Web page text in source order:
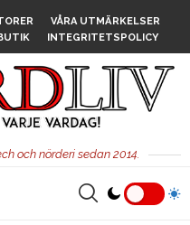
VÅRA UTMÄRKELSER
INTEGRITETSPOLICY
och nörderi sedan 2014.